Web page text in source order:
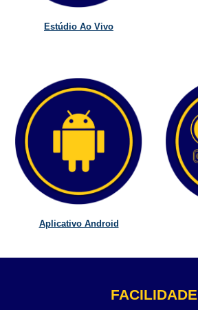
Estúdio Ao Vivo
Aplicativo Android
FACILIDADE